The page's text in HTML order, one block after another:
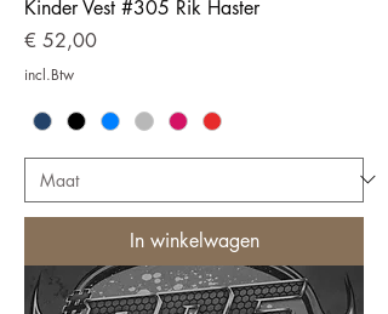
Kinder Vest #305 Rik Haster
Prijs
€ 52,00
incl.Btw
In winkelwagen